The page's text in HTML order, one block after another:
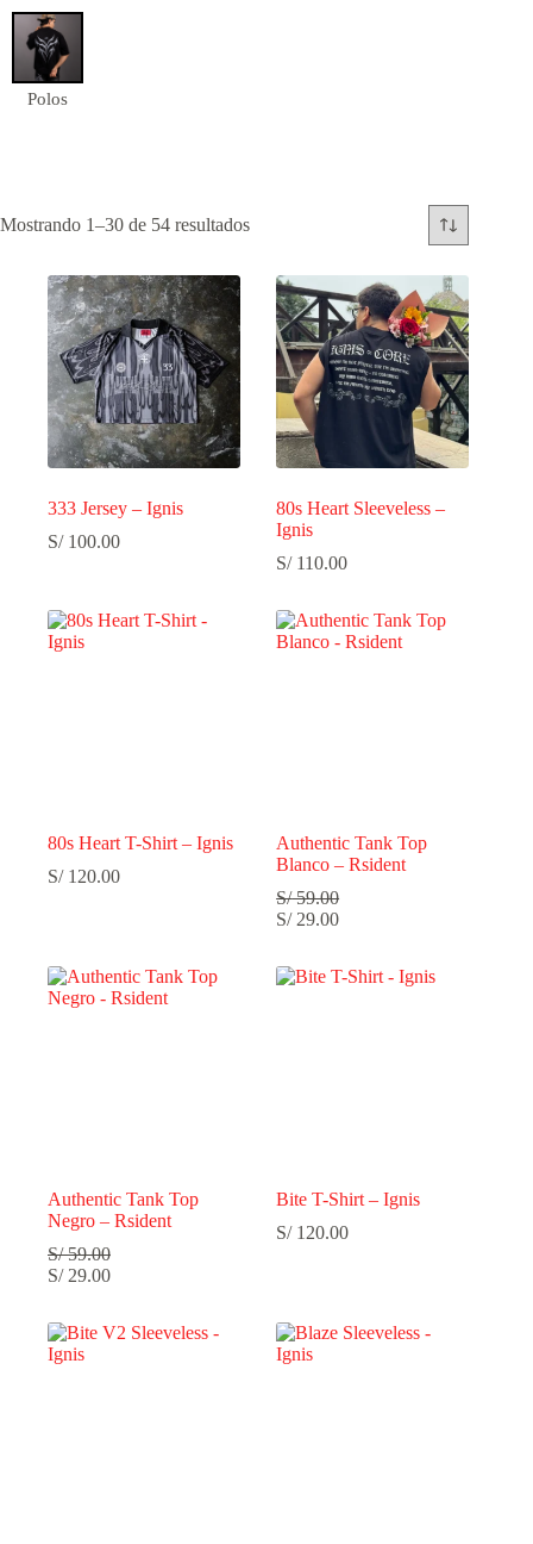
Mostrando 1–30 de 54 resultados
333 Jersey – Ignis
S/100.00
80s Heart Sleeveless –
Ignis
S/110.00
80s Heart T-Shirt – Ignis
S/120.00
Authentic Tank Top
Blanco – Rsident
S/59.00
S/29.00
Authentic Tank Top
Negro – Rsident
S/59.00
S/29.00
Bite T-Shirt – Ignis
S/120.00
Polos